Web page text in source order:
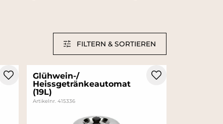
FILTERN & SORTIEREN
Glühwein-/
Heissgetränkeautomat
(19L)
Artikelnr. 415336